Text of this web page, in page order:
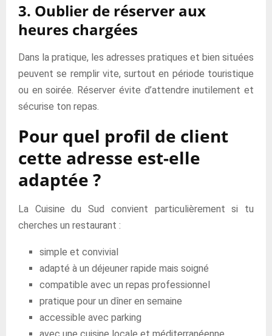
3. Oublier de réserver aux
heures chargées
Dans la pratique, les adresses pratiques et bien situées
peuvent se remplir vite, surtout en période touristique
ou en soirée. Réserver évite d’attendre inutilement et
sécurise ton repas.
Pour quel profil de client
cette adresse est-elle
adaptée ?
La Cuisine du Sud convient particulièrement si tu
cherches un restaurant :
simple et convivial
adapté à un déjeuner rapide mais soigné
compatible avec un repas professionnel
pratique pour un dîner en semaine
accessible avec parking